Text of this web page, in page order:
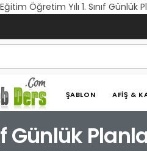
Öğretim Yılı 1. Sınıf
ŞABLON AFIŞ &
Günlük